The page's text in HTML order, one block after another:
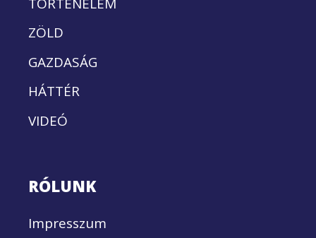
ZÖLD
GAZDASÁG
HÁTTÉR
VIDEÓ
RÓLUNK
Impresszum